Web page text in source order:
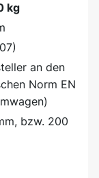
kg
an den
Norm EN
bzw. 200